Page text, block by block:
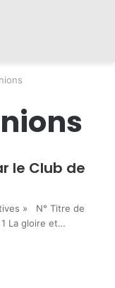
le Club de
» N° Titre de
1 La gloire et…